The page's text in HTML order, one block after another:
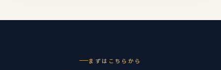
まずはこちらから